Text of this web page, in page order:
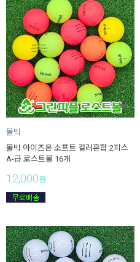
볼빅
볼빅 아이즈온 소프트 컬러혼합 2피스
A-급 로스트볼 16개
12,000원